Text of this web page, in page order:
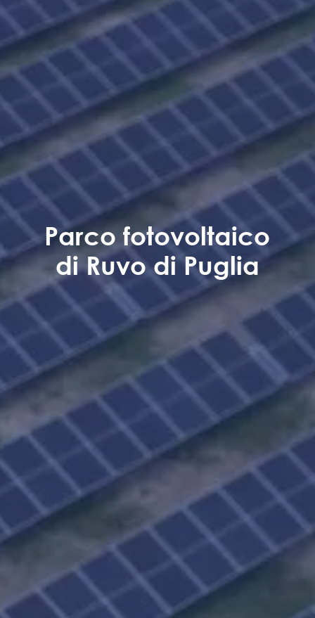
Parco fotovoltaico
di Ruvo di Puglia